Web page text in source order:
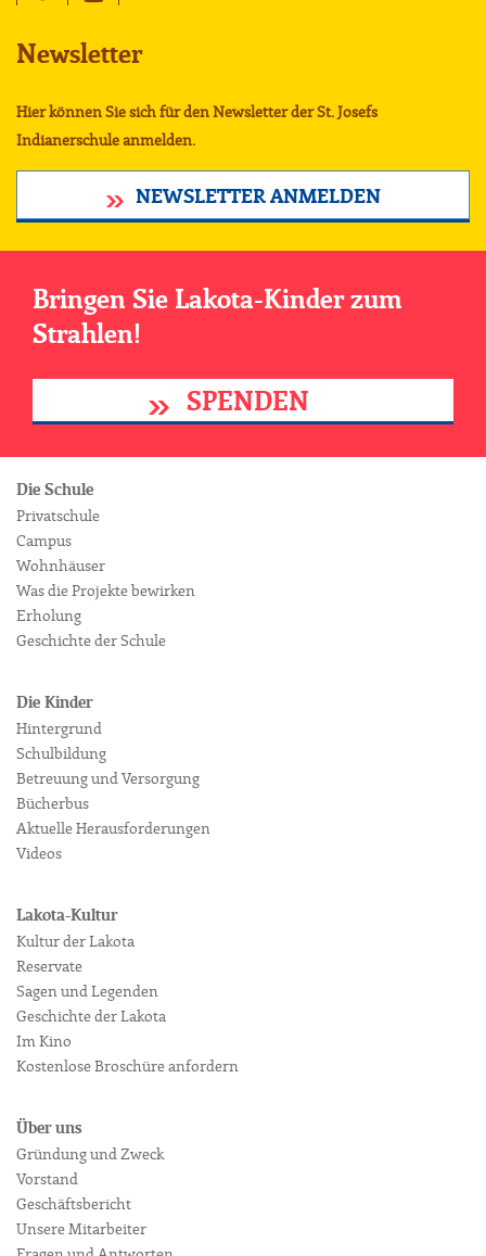
Newsletter
Hier können Sie sich für den Newsletter der St. Josefs
Indianerschule anmelden.
NEWSLETTER ANMELDEN
Bringen Sie Lakota-Kinder zum
Strahlen!
SPENDEN
Die Schule
Privatschule
Campus
Wohnhäuser
Was die Projekte bewirken
Erholung
Geschichte der Schule
Die Kinder
Hintergrund
Schulbildung
Betreuung und Versorgung
Bücherbus
Aktuelle Herausforderungen
Videos
Lakota-Kultur
Kultur der Lakota
Reservate
Sagen und Legenden
Geschichte der Lakota
Im Kino
Kostenlose Broschüre anfordern
Über uns
Gründung und Zweck
Vorstand
Geschäftsbericht
Unsere Mitarbeiter